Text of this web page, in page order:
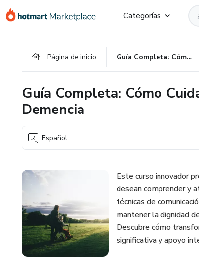
Categorías
Página de inicio Guía Completa: Cómo Cuidar y Comprender a Personas con Demencia
Guía Completa: Cómo
Demencia
Español
Este curso innovador
desean comprender y
técnicas de
mantener la dignidad
Descubre cómo
significativa y apoyo